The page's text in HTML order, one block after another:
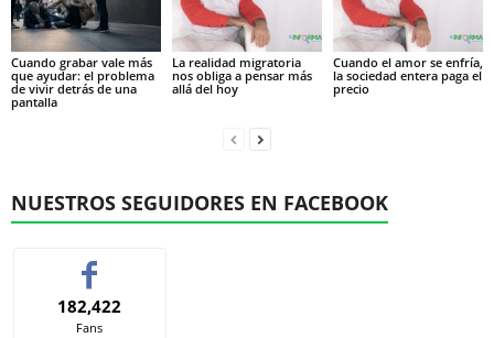
Cuando grabar vale más
que ayudar: el problema
de vivir detrás de una
pantalla
La realidad migratoria
nos obliga a pensar más
allá del hoy
Cuando el amor se enfría,
la sociedad entera paga el
precio
NUESTROS SEGUIDORES EN FACEBOOK
182,422
Fans